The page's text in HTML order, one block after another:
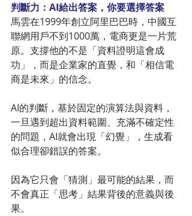
判斷力：AI給出答案，你要選擇答案
馬雲在1999年創立阿里巴巴時，中國互
聯網用戶不到1000萬，電商更是一片荒
原。支撐他的不是「資料證明這會成
功」，而是企業家的直覺，和「相信電
商是未來」的信念。
AI的判斷，基於固定的演算法與資料，
一旦遇到超出資料範圍、充滿不確定性
的問題，AI就會出現「幻覺」，生成看
似合理卻錯誤的答案。
因為它只會「猜測」最可能的結果，而
不會真正「思考」結果背後的意義與後
果。